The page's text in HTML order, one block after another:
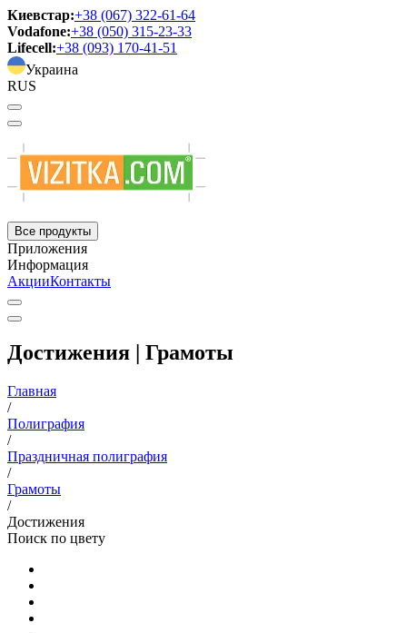
Киевстар:+38 (067) 322-61-64
Vodafone:+38 (050) 315-23-33
Lifecell:+38 (093) 170-41-51
Украина
RUS
Все продукты
Приложения
Информация
АкцииКонтакты
Достижения | Грамоты
Главная
/
Полиграфия
/
Праздничная полиграфия
/
Грамоты
/
Достижения
Поиск по цвету